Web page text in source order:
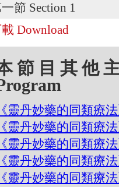
節 Section 1
Download
節目其他
《靈丹妙藥的同類療
《靈丹妙藥的同類療
《靈丹妙藥的同類療
《靈丹妙藥的同類療
《靈丹妙藥的同類療